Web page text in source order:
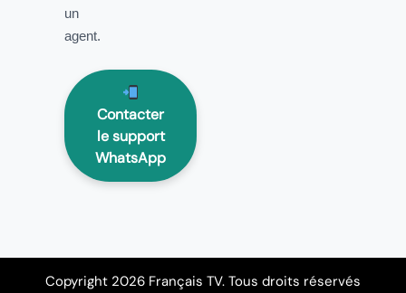
un
agent.
Contacter
le support
WhatsApp
Copyright 2026 Français TV. Tous droits réservés